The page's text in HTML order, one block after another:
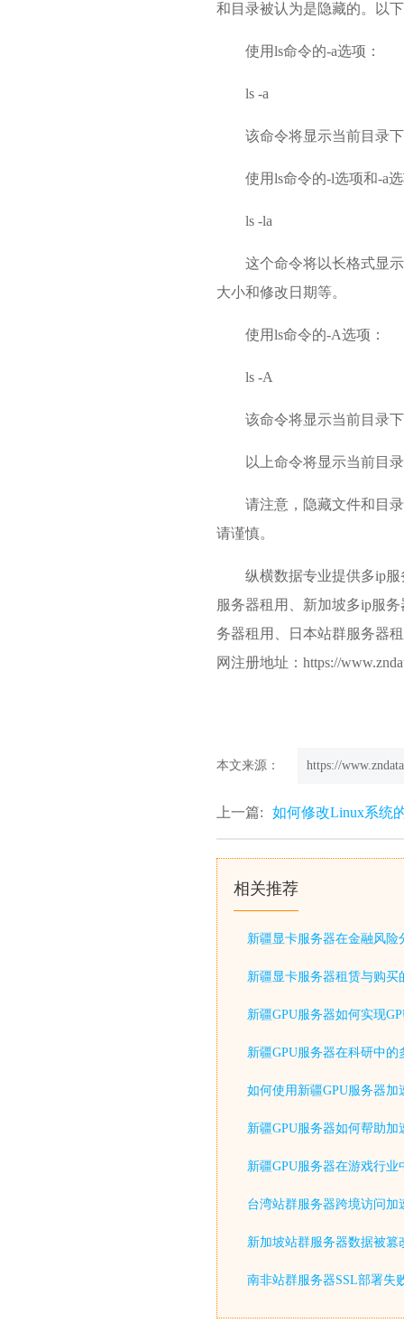
和目录被认为是隐藏的。以
使用ls命令的-a选项：
ls -a
该命令将显示当前目录
使用ls命令的-l选项和-a
ls -la
这个命令将以长格式显
大小和修改日期等。
使用ls命令的-A选项：
ls -A
该命令将显示当前目录
以上命令将显示当前目
请注意，隐藏文件和目
请谨慎。
纵横数据专业提供多ip
服务器租用、新加坡多ip服
务器租用、日本站群服务器
网注册地址：https://
本文来源： https://
上一篇: 如何修改Linux系统
相关推荐
新疆显卡服务器在金融风险
新疆显卡服务器租赁与购买
新疆GPU服务器如何实现
新疆GPU服务器在科研中的
如何使用新疆GPU服务器加
新疆GPU服务器如何帮助加
新疆GPU服务器在游戏行业
台湾站群服务器跨境访问加
新加坡站群服务器数据被篡
南非站群服务器SSL部署失